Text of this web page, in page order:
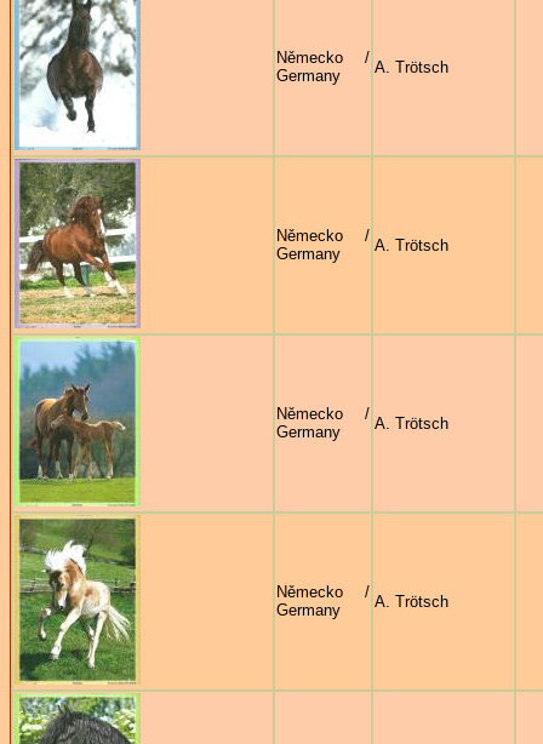
Německo /
Germany
A. Trötsch
Německo /
Germany
A. Trötsch
Německo /
Germany
A. Trötsch
Německo /
Germany
A. Trötsch